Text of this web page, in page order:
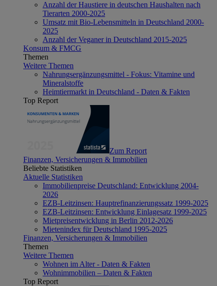
Anzahl der Haustiere in deutschen Haushalten nach
Tierarten 2000-2025
Umsatz mit Bio-Lebensmitteln in Deutschland 2000-
2025
Anzahl der Veganer in Deutschland 2015-2025
Konsum & FMCG
Themen
Weitere Themen
Nahrungsergänzungsmittel - Fokus: Vitamine und
Mineralstoffe
Heimtiermarkt in Deutschland - Daten & Fakten
Top Report
Zum Report
Finanzen, Versicherungen & Immobilien
Beliebte Statistiken
Aktuelle Statistiken
Immobilienpreise Deutschland: Entwicklung 2004-
2026
EZB-Leitzinsen: Hauptrefinanzierungssatz 1999-2025
EZB-Leitzinsen: Entwicklung Einlagesatz 1999-2025
Mietpreisentwicklung in Berlin 2012-2026
Mietenindex für Deutschland 1995-2025
Finanzen, Versicherungen & Immobilien
Themen
Weitere Themen
Wohnen im Alter - Daten & Fakten
Wohnimmobilien – Daten & Fakten
Top Report